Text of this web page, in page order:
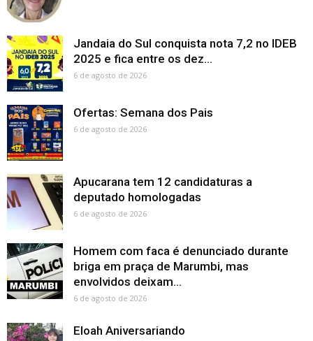
Jandaia do Sul conquista nota 7,2 no IDEB
2025 e fica entre os dez...
6 de agosto de 2026
Ofertas: Semana dos Pais
6 de agosto de 2026
Apucarana tem 12 candidaturas a
deputado homologadas
6 de agosto de 2026
Homem com faca é denunciado durante
briga em praça de Marumbi, mas
envolvidos deixam...
6 de agosto de 2026
Eloah Aniversariando